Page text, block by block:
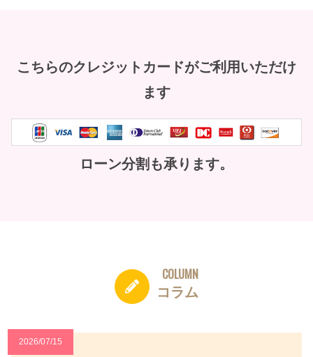
こちらのクレジットカードがご利用いただけ
ます
ローン分割も承ります。
コラム
2026/07/15